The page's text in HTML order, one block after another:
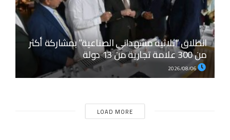
انطلاق “ثلاثية مشهداني الصناعية” بمشاركة أكثر
من 300 علامة تجارية من 13 دولة
2026/08/06
LOAD MORE